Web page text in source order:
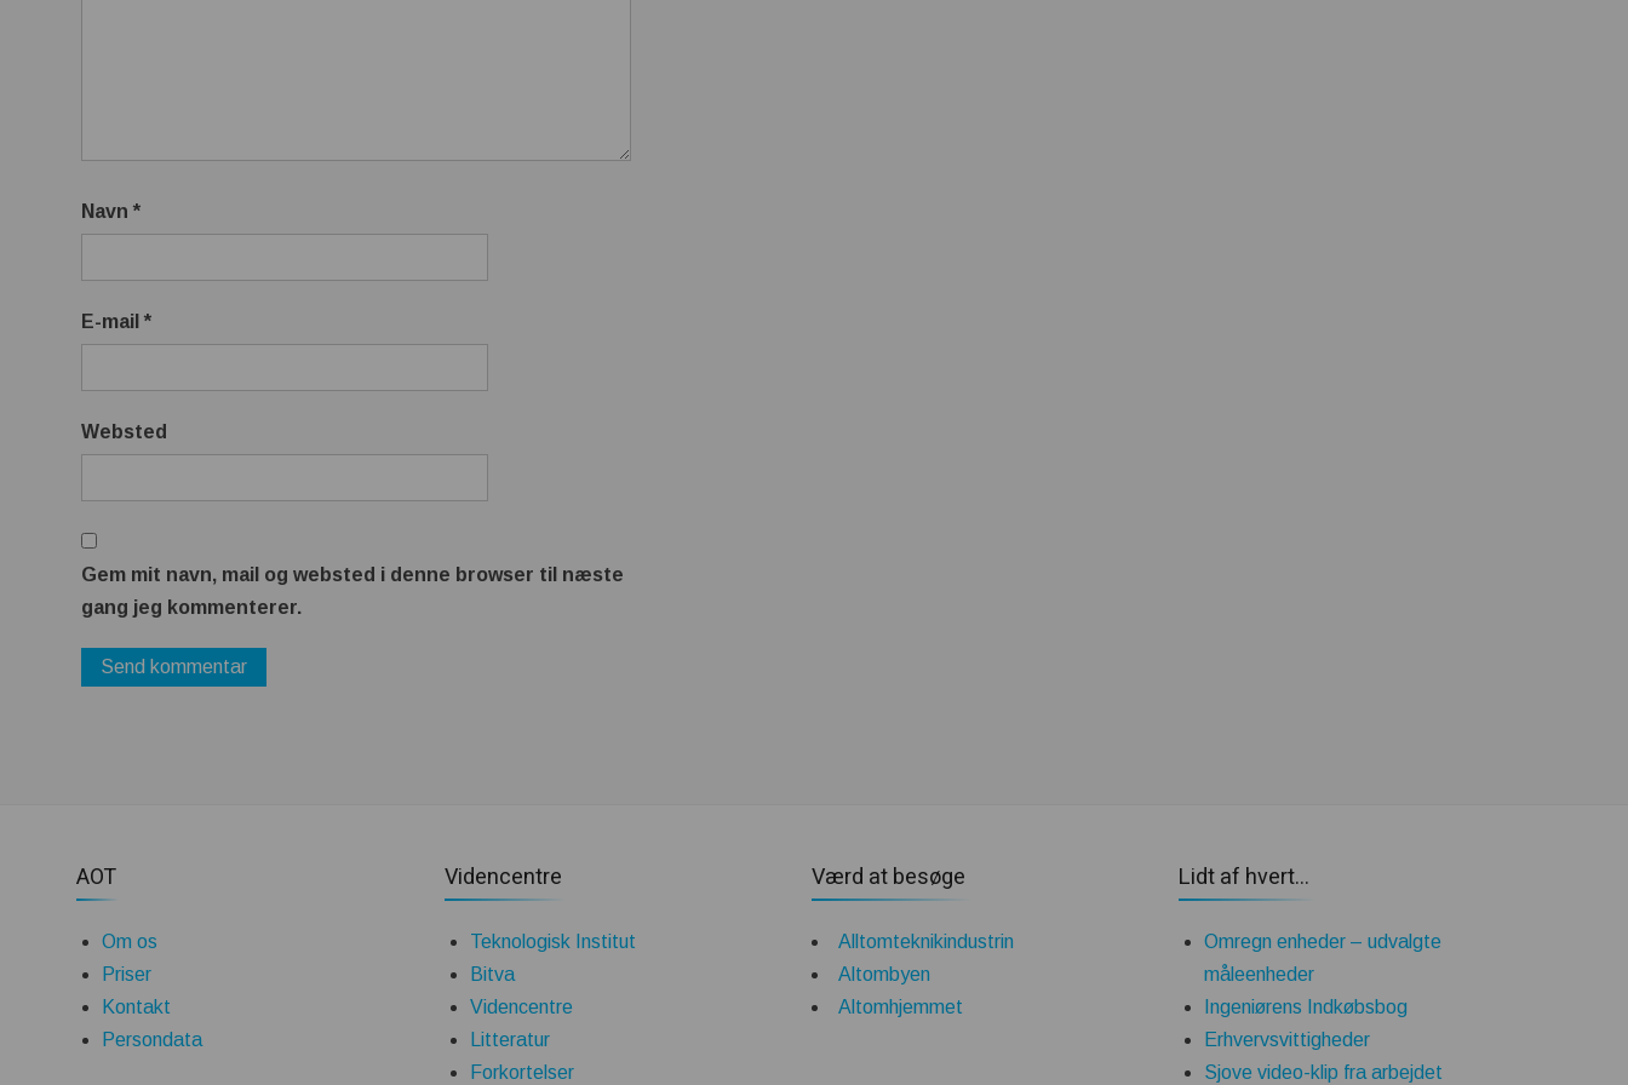
Navn*
E-mail*
Websted
Gem mit navn, mail og websted i denne browser til næste
gang jeg kommenterer.
AOT
Om os
Priser
Kontakt
Persondata
Videncentre
Teknologisk Institut
Bitva
Videncentre
Litteratur
Forkortelser
Værd at besøge
Alltomteknikindustrin
Altombyen
Altomhjemmet
Lidt af hvert…
Omregn enheder – udvalgte
måleenheder
Ingeniørens Indkøbsbog
Erhvervsvittigheder
Sjove video-klip fra arbejdet